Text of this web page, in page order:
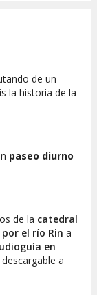
de un
la historia de la
paseo diurno
de la catedral
el río Rin a
en
a